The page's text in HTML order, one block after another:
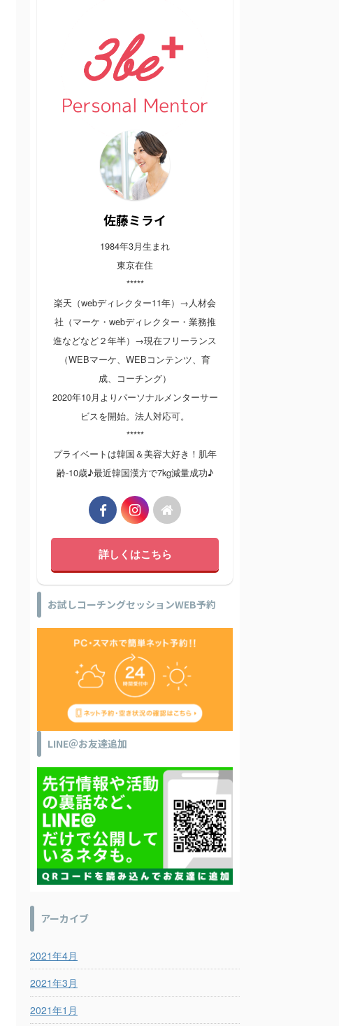
佐藤ミライ
1984年3月生まれ
東京在住
*****
楽天（webディレクター11年）→人材会
社（マーケ・webディレクター・業務推
進などなど２年半）→現在フリーランス
（WEBマーケ、WEBコンテンツ、育
成、コーチング）
2020年10月よりパーソナルメンターサー
ビスを開始。法人対応可。
*****
プライベートは韓国＆美容大好き！肌年
齢-10歳♪最近韓国漢方で7kg減量成功♪
詳しくはこちら
お試しコーチングセッションWEB予約
LINE＠お友達追加
アーカイブ
2021年4月
2021年3月
2021年1月